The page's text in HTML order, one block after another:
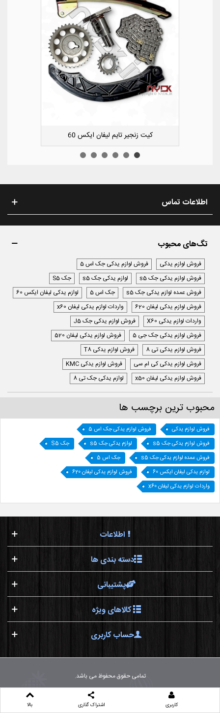
کشویی کوچک سپر عقب راست لیفان ایکس 50
اطلاعات تماس
تگ‌های محبوب
فروش لوازم یدکی
فروش لوازم یدکی جک اس 5
فروش لوازم یدکی جک s5
لوازم یدکی جک s5
جک S5
فروش عمده لوازم یدکی جک s5
جک اس 5
لوازم یدکی لیفان ایکس 60
فروش لوازم یدکی لیفان 620
واردات لوازم یدکی لیفان x60
واردات لوازم یدکی X60
فروش لوازم یدکی جک J5
فروش لوازم یدکی جک جی 5
فروش لوازم یدکی لیفان 520
فروش لوازم یدکی تی 8
فروش لوازم یدکی T8
فروش لوازم یدکی کی ام سی
فروش لوازم یدکی KMC
فروش لوازم یدکی لیفان x50
لوازم یدکی جک تی 8
محبوب ترین برچسب ها
فروش لوازم یدکی
فروش لوازم یدکی جک اس 5
فروش لوازم یدکی جک s5
لوازم یدکی جک s5
جک S5
فروش عمده لوازم یدکی جک s5
جک اس 5
لوازم یدکی لیفان ایکس 60
فروش لوازم یدکی لیفان 620
واردات لوازم یدکی لیفان x60
اطلاعات
دسته بندی ها
پشتیبانی
کالاهای ویژه
حساب کاربری
تمامی حقوق محفوظ می باشد.
کاربری اشتراک گذاری بالا